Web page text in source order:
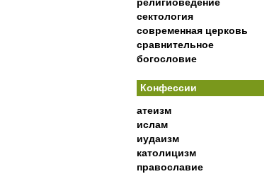
сектология
современная церковь
сравнительное
богословие
Конфессии
атеизм
ислам
иудаизм
католицизм
православие